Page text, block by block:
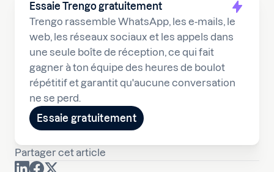
Essaie Trengo gratuitement
Trengo rassemble WhatsApp, les e-mails, le
web, les réseaux sociaux et les appels dans
une seule boîte de réception, ce qui fait
gagner à ton équipe des heures de boulot
répétitif et garantit qu'aucune conversation
ne se perd.
Essaie gratuitement
Partager cet article